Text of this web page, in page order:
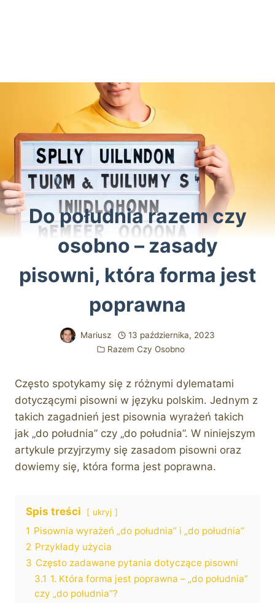
Do południa razem czy
osobno – zasady
pisowni, która forma jest
poprawna
Mariusz
13 października, 2023
Razem Czy Osobno
Często spotykamy się z różnymi dylematami
dotyczącymi pisowni w języku polskim. Jednym z
takich zagadnień jest pisownia wyrażeń takich
jak „do południa” czy „do południa”. W niniejszym
artykule przyjrzymy się zasadom pisowni oraz
dowiemy się, która forma jest poprawna.
Spis treści ukryj
1 Pisownia wyrażeń „do południa” i „do południa”
2 Przykłady użycia
3 Często zadawane pytania dotyczące pisowni
3.1 1. Która forma jest poprawna – „do południa”
czy „do południa”?